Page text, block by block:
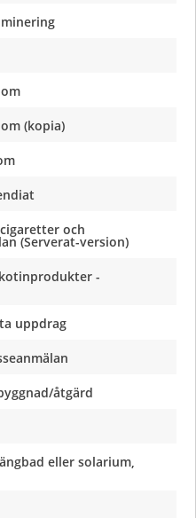
(kopia)
och
(Serverat-version)
-
uppdrag
åtgärd
eller solarium,